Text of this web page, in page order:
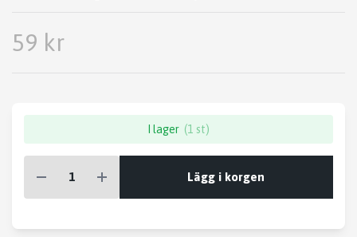
59 kr
I lager (1 st)
Lägg i korgen